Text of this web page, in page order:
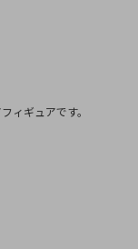
ィギュアです。